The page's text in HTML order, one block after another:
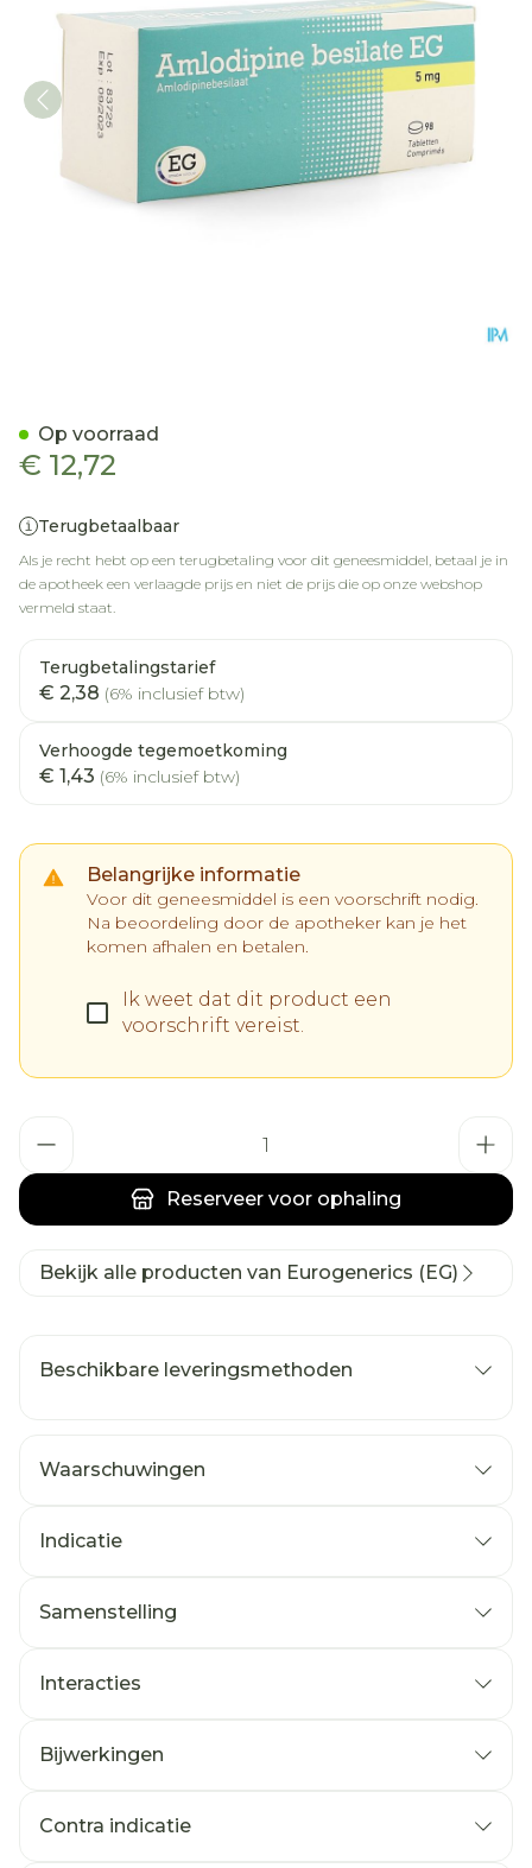
€ 12,72
Terugbetaalbaar
Als je recht hebt op een terugbetaling voor dit geneesmiddel, betaal je in
de apotheek een verlaagde prijs en niet de prijs die op onze webshop
vermeld staat.
Terugbetalingstarief
€ 2,38 (6% inclusief btw)
Verhoogde tegemoetkoming
€ 1,43 (6% inclusief btw)
Belangrijke informatie
Voor dit geneesmiddel is een voorschrift nodig.
Na beoordeling door de apotheker kan je het
komen afhalen en betalen.
Ik weet dat dit product een
voorschrift vereist.
Reserveer voor ophaling
Op voorraad
Bekijk alle producten van Eurogenerics (EG)
Beschikbare leveringsmethoden
Waarschuwingen
Indicatie
Samenstelling
Interacties
Bijwerkingen
Contra indicatie